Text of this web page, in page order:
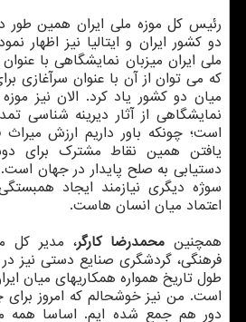
رئیس كل موزه ملی ایران همین طور
دو كشور ایران و ایتالیا نیز اظهار
ملی ایران میزبان نمایشگاهی با
كه می توان از آن با عنوان سرآغازی
میان دو كشور یاد كرد. الان نیز موزه
نمایشگاهی از آثار دیرینه شناسی
است؛ چونكه باور داریم ارزش
یافتن همین نقاط مشترك برای
دستیابی به صلح پایدار در جهان است.
سوژه دیگری نیازمند ایجاد
اعتماد میان انسان هاست.
همچنین محمدرضا كارگر، مدیر كل
فرهنگی، گردشگری صنایع دستی نیز
طول تاریخ همواره همكاریهای میان
است. من نیز خوشحالم كه امروز برای
دور هم جمع شده ایم. اساسا همه